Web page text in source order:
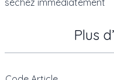
Plus